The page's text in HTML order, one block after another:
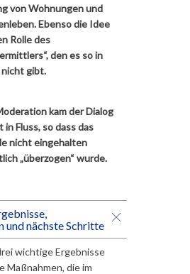
von Wohnungen und
Ebenso die Idee
Rolle des
den es so in
gibt.
kam der Dialog
in Fluss, so dass das
nicht eingehalten
„überzogen“ wurde.
und nächste Schritte
wichtige Ergebnisse
Maßnahmen, die im